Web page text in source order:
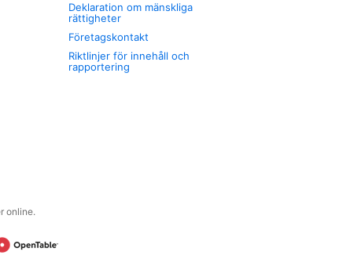
Deklaration om mänskliga
rättigheter
Företagskontakt
Riktlinjer för innehåll och
rapportering
online.